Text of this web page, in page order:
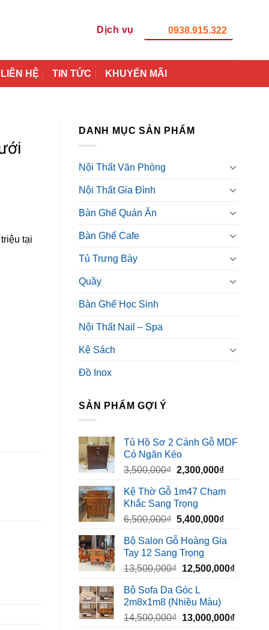
Dịch vụ 0938.915.322
LIÊN HỆ TIN TỨC KHUYẾN MÃI
DANH MỤC SẢN PHẨM
Nội Thất Văn Phòng
Nội Thất Gia Đình
Bàn Ghế Quán Ăn
Bàn Ghế Cafe
Tủ Trưng Bày
Quầy
Bàn Ghế Học Sinh
Nội Thất Nail – Spa
Kệ Sách
Đồ Inox
SẢN PHẨM GỢI Ý
Tủ Hồ Sơ 2 Cánh Gỗ MDF
Có Ngăn Kéo
3,500,000₫ Giá
là:
3,500,000₫.
2,300,000₫Giá
tại
Kệ Thờ Gỗ 1m47 Chạm
Khắc Sang Trọng
6,500,000₫ Giá
là:
6,500,000₫.
5,400,000₫Giá
tại
Bộ Salon Gỗ Hoàng Gia
Tay 12 Sang Trọng
13,500,000₫ Giá
là:
13,500,000₫.
12,500,000₫Giá
Bộ Sofa Da Góc L
2m8x1m8 (Nhiều Màu)
14,500,000₫ Giá
13,000,000₫Giá
tại